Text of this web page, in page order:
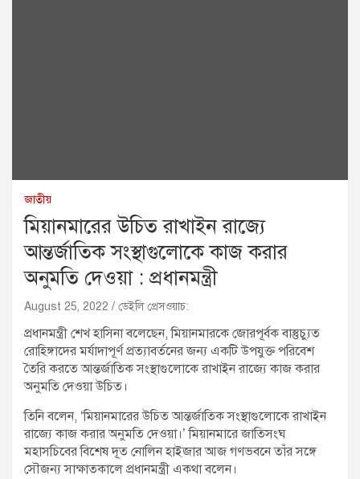
জাতীয়
মিয়ানমারের উচিত রাখাইন রাজ্যে
আন্তর্জাতিক সংস্থাগুলোকে কাজ করার
অনুমতি দেওয়া : প্রধানমন্ত্রী
August 25, 2022 ডেইলি প্রেসওয়াচ:
প্রধানমন্ত্রী শেখ হাসিনা বলেছেন, মিয়ানমারকে জোরপূর্বক বাস্তুচ্যুত
রোহিঙ্গাদের মর্যাদাপূর্ণ প্রত্যাবর্তনের জন্য একটি উপযুক্ত পরিবেশ
তৈরি করতে আন্তর্জাতিক সংস্থাগুলোকে রাখাইন রাজ্যে কাজ করার
অনুমতি দেওয়া উচিত।
তিনি বলেন, ‘মিয়ানমারের উচিত আন্তর্জাতিক সংস্থাগুলোকে রাখাইন
রাজ্যে কাজ করার অনুমতি দেওয়া।’ মিয়ানমারে জাতিসংঘ
মহাসচিবের বিশেষ দূত নোলিন হাইজার আজ গণভবনে তাঁর সঙ্গে
সৌজন্য সাক্ষাতকালে প্রধানমন্ত্রী একথা বলেন।